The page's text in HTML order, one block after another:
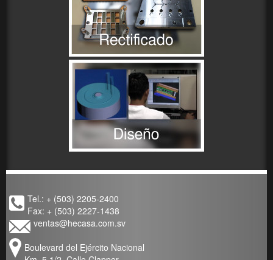
Tel.: + (503) 2205-2400
Fax: + (503) 2227-1438
ventas@hecasa.com.sv
Boulevard del Ejército Nacional